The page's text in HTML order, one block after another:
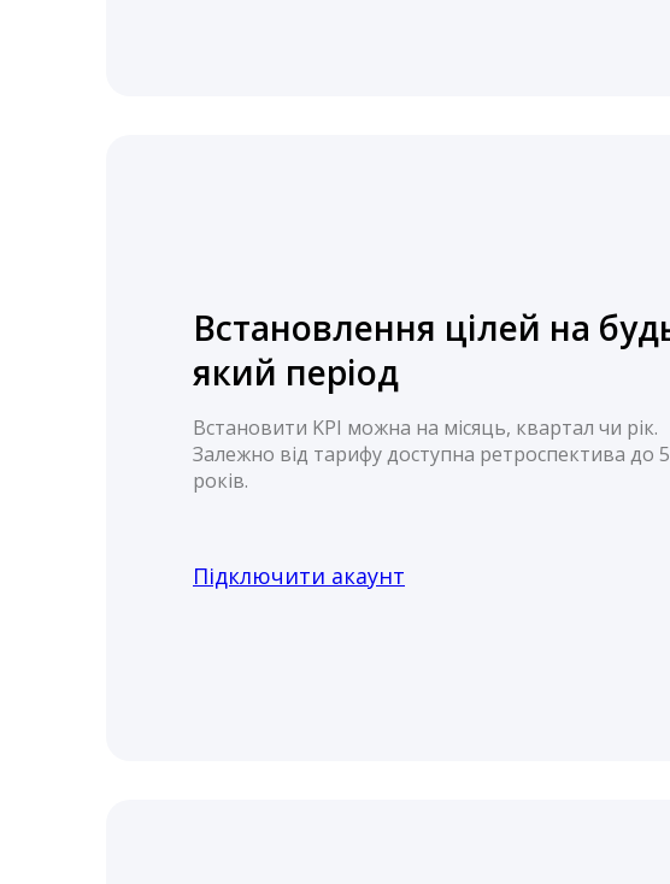
Встановлення цілей на
який період
Встановити KPI можна на місяць, квартал чи рік.
Залежно від тарифу доступна ретроспектива до
років.
Підключити акаунт